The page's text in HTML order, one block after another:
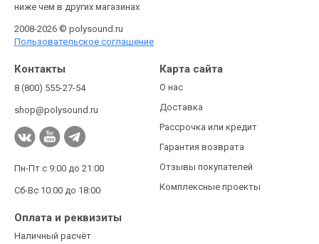
ниже чем в других магазинах
2008-2026 © polysound.ru
Пользовательское соглашение
Контакты
8 (800) 555-27-54
shop@polysound.ru
Пн-Пт с 9:00 до 21:00
Сб-Вс 10:00 до 18:00
Карта сайта
О нас
Доставка
Рассрочка или кредит
Гарантия возврата
Отзывы покупателей
Комплексные проекты
Оплата и реквизиты
Наличный расчёт